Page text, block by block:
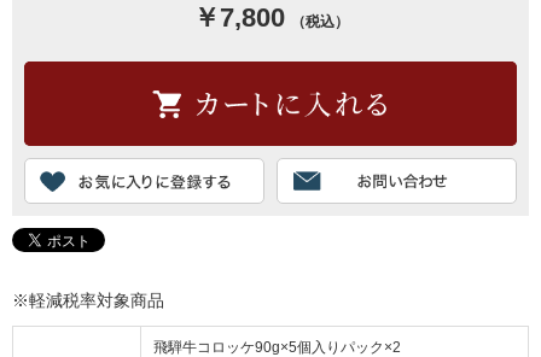
￥7,800 （税込）
※軽減税率対象商品
飛騨牛コロッケ90g×5個入りパック×2